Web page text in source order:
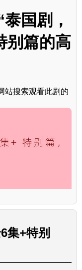
国剧，
别篇的高
站搜索观看此剧的
集+特别